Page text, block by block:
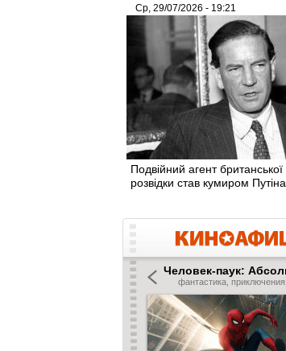
Ср, 29/07/2026 - 19:21
Подвійний агент британської
розвідки став кумиром Путіна.